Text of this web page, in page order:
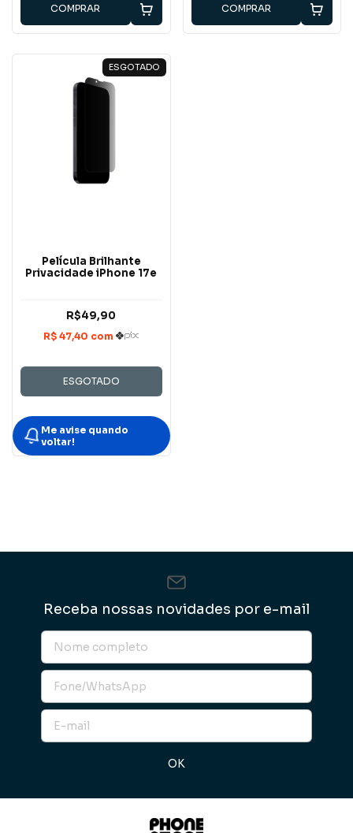
COMPRAR COMPRAR
ESGOTADO
Película Brilhante
Privacidade iPhone 17e
R$49,90
ESGOTADO
Me avise quando
voltar!
Receba nossas novidades por e-mail